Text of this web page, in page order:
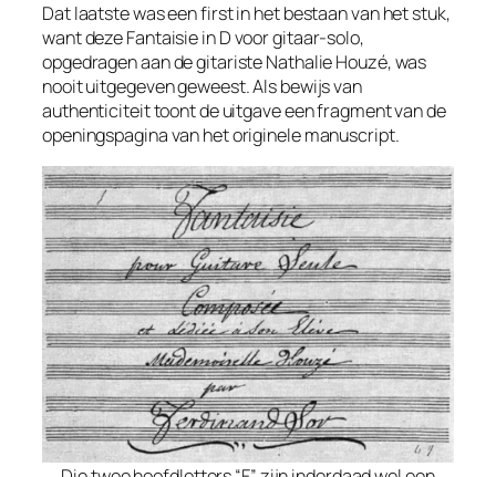
Dat laatste was eenfirstin het bestaan van het stuk,
want dezeFantaisie in Dvoor gitaar-solo,
opgedragen aan de gitariste Nathalie Houzé, was
nooituitgegeven geweest. Als bewijs van
authenticiteit toont de uitgave een fragment van de
openingspagina van het originele manuscript.